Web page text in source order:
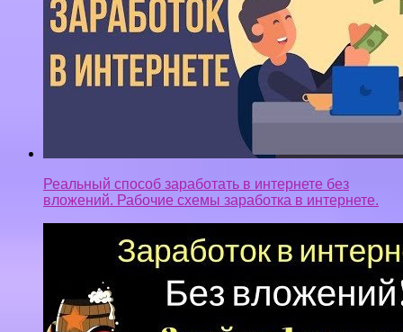
Реальный способ заработать в интернете без
вложений. Рабочие схемы заработка в интернете.